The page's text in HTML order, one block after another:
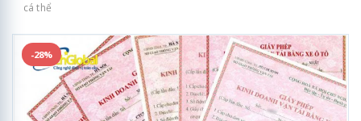
cá thể
-28%